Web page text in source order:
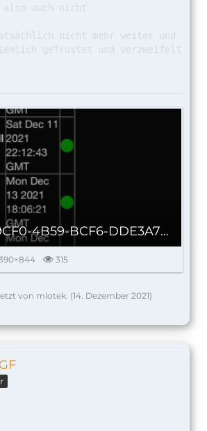
auch nicht.
nicht mehr weiter und
gefrustet und verzweifelt
3450F38E-9CF0-4B59-BCF6-DDE3A78E3F80_autoscaled.png
315
von mlotek. (14. Dezember 2021)